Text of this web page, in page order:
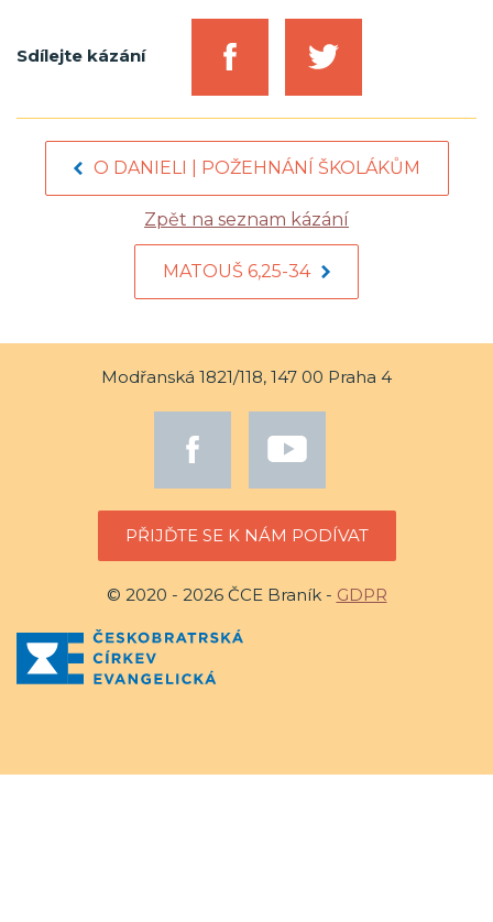
Sdílejte kázání
O DANIELI | POŽEHNÁNÍ ŠKOLÁKŮM
Zpět na seznam kázání
MATOUŠ 6,25-34
Modřanská 1821/118, 147 00 Praha 4
PŘIJĎTE SE K NÁM PODÍVAT
© 2020 - 2026 ČCE Braník - GDPR